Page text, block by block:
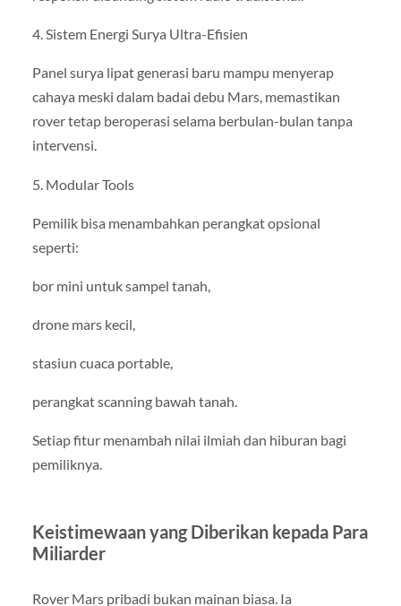
4. Sistem Energi Surya Ultra-Efisien
Panel surya lipat generasi baru mampu menyerap
cahaya meski dalam badai debu Mars, memastikan
rover tetap beroperasi selama berbulan-bulan tanpa
intervensi.
5. Modular Tools
Pemilik bisa menambahkan perangkat opsional
seperti:
bor mini untuk sampel tanah,
drone mars kecil,
stasiun cuaca portable,
perangkat scanning bawah tanah.
Setiap fitur menambah nilai ilmiah dan hiburan bagi
pemiliknya.
Keistimewaan yang Diberikan kepada Para
Miliarder
Rover Mars pribadi bukan mainan biasa. Ia